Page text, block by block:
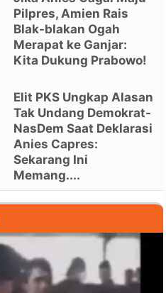
Pilpres, Amien Rais
Blak-blakan Ogah
Merapat ke Ganjar:
Kita Dukung Prabowo!
Elit PKS Ungkap Alasan
Tak Undang Demokrat-
NasDem Saat Deklarasi
Anies Capres:
Sekarang Ini
Memang....